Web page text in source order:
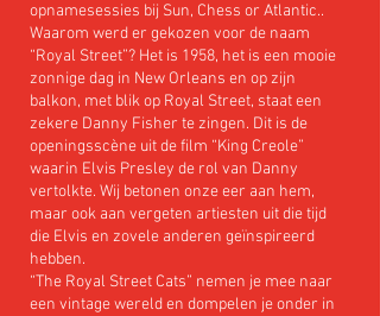
opnamesessies bij Sun, Chess or Atlantic..
Waarom werd er gekozen voor de naam
“Royal Street”? Het is 1958, het is een mooie
zonnige dag in New Orleans en op zijn
balkon, met blik op Royal Street, staat een
zekere Danny Fisher te zingen. Dit is de
openingsscène uit de film “King Creole”
waarin Elvis Presley de rol van Danny
vertolkte. Wij betonen onze eer aan hem,
maar ook aan vergeten artiesten uit die tijd
die Elvis en zovele anderen geïnspireerd
hebben.
“The Royal Street Cats” nemen je mee naar
een vintage wereld en dompelen je onder in